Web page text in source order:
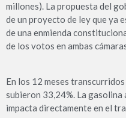
millones). La propuesta del
de un proyecto de ley que ya
de una enmienda
de los votos en ambas
En los 12 meses
subieron 33,24%. La gasolina
impacta directamente en el